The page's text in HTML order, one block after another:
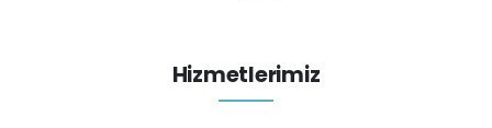
Hizmetlerimiz